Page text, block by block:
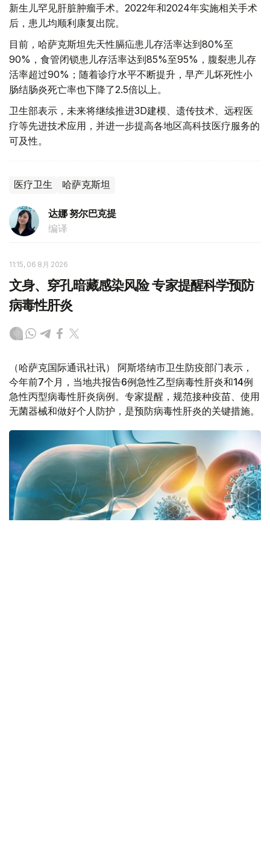
新生儿罕见肝脏肿瘤手术。2022年和2024年实施相关手术
后，患儿均顺利康复出院。
目前，哈萨克斯坦先天性膈疝患儿存活率达到80%至
90%，食管闭锁患儿存活率达到85%至95%，腹裂患儿存
活率超过90%；随着诊疗水平不断提升，早产儿坏死性小
肠结肠炎死亡率也下降了2.5倍以上。
卫生部表示，未来将继续推进3D建模、遗传技术、远程医
疗等先进技术应用，并进一步提高各地区高科技医疗服务的
可及性。
医疗卫生 哈萨克斯坦
达娜 努尔巴克提
编译
11:15, 06 8月 2026
文身、穿孔暗藏感染风险 专家提醒科学预防
病毒性肝炎
（哈萨克国际通讯社讯） 阿斯塔纳市卫生防疫部门表示，
今年前7个月，当地共报告6例急性乙型病毒性肝炎和14例
急性丙型病毒性肝炎病例。专家提醒，规范接种疫苗、使用
无菌器械和做好个人防护，是预防病毒性肝炎的关键措施。